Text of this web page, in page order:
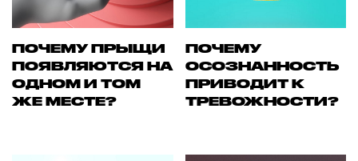
ПОЧЕМУ ПРЫЩИ
ПОЯВЛЯЮТСЯ НА
ОДНОМ И ТОМ
ЖЕ МЕСТЕ?
ПОЧЕМУ
ОСОЗНАННОСТЬ
ПРИВОДИТ К
ТРЕВОЖНОСТИ?